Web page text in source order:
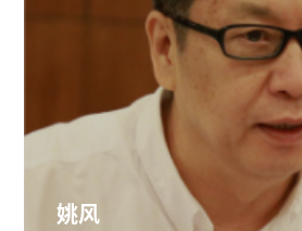
姚风